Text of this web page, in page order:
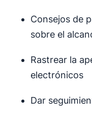
Consejos de
sobre el
Rastrear la
electrónicos
Dar